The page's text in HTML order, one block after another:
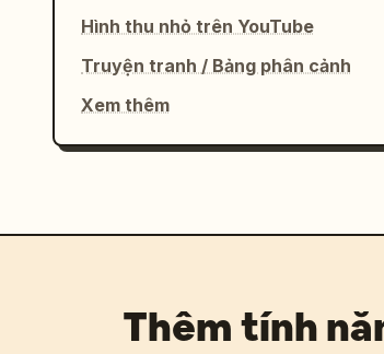
Hình thu nhỏ trên YouTube
Truyện tranh / Bảng phân cảnh
Xem thêm
Thêm tính